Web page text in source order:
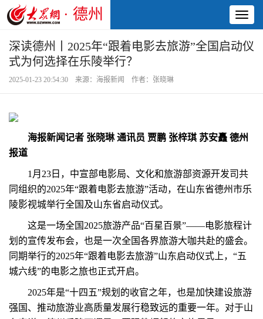
· 德州
深读德州丨2025年“跟着电影去旅游”全国启动仪
式为何选择在乐陵举行？
2025-01-23 20:54:30 来源：海报新闻 作者：张晓琳
海报新闻记者 张晓琳 通讯员 贾鹏 张梓琪 苏安矗 德州
报道
1月23日，中宣部电影局、文化和旅游部资源开发司共
同组织的2025年“跟着电影去旅游”活动，在山东省德州市乐
陵影视城举行全国及山东省启动仪式。
这是一场全国2025旅游产品“百星百景”——电影旅程计
划的宣传发布会，也是一次全国各界旅游大咖共赴的盛会。
同期举行的2025年“跟着电影去旅游”山东启动仪式上，“五
城六线”的电影之旅也正式开启。
2025年是“十四五”规划的收官之年，也是加快建设旅游
强国、推动旅游业高质量发展行稳致远的重要一年。对于山